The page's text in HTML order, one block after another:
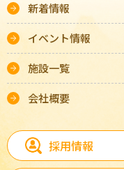
新着情報
イベント情報
施設一覧
会社概要
採用情報